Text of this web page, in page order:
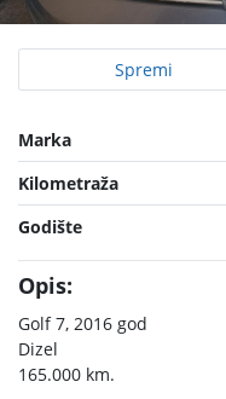
Spremi
Marka
Kilometraža
Godište
Opis:
Golf 7, 2016 god
Dizel
165.000 km.